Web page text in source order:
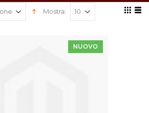
Mostra:
NUOVO